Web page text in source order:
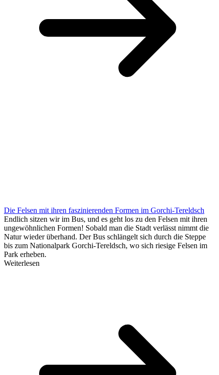
Die Felsen mit ihren faszinierenden Formen im Gorchi-Tereldsch
Endlich sitzen wir im Bus, und es geht los zu den Felsen mit ihren
ungewöhnlichen Formen! Sobald man die Stadt verlässt nimmt die
Natur wieder überhand. Der Bus schlängelt sich durch die Steppe
bis zum Nationalpark Gorchi-Tereldsch, wo sich riesige Felsen im
Park erheben.
Weiterlesen